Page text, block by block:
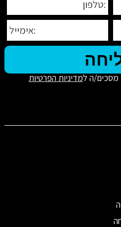
מסכים/ה למדיניות הפרטיות